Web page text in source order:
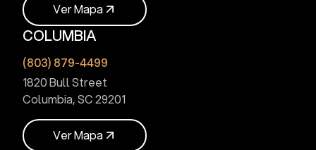
VerMapa
VerMapa
COLUMBIA
(803) 879-4499
1820 Bull Street
Columbia, SC 29201
VerMapa